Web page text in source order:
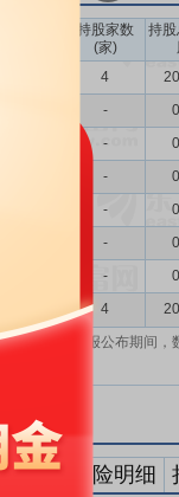
持股家数
(家)
持
4
-
-
-
-
-
-
4
半年报和年报公布期间
持仓保险明细